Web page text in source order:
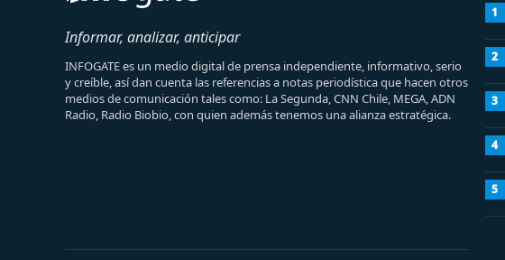
Informar, analizar, anticipar
INFOGATE es un medio digital de prensa independiente, informativo, serio
y creíble, así dan cuenta las referencias a notas periodística que hacen otros
medios de comunicación tales como: La Segunda, CNN Chile, MEGA, ADN
Radio, Radio Biobio, con quien además tenemos una alianza estratégica.
1
2
3
4
5